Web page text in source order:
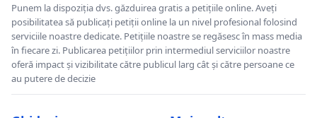
Punem la dispoziția dvs. găzduirea gratis a petițiile online. Aveți
posibilitatea să publicați petiții online la un nivel profesional folosind
serviciile noastre dedicate. Petițiile noastre se regăsesc în mass media
în fiecare zi. Publicarea petițiilor prin intermediul serviciilor noastre
oferă impact și vizibilitate către publicul larg cât și către persoane ce
au putere de decizie